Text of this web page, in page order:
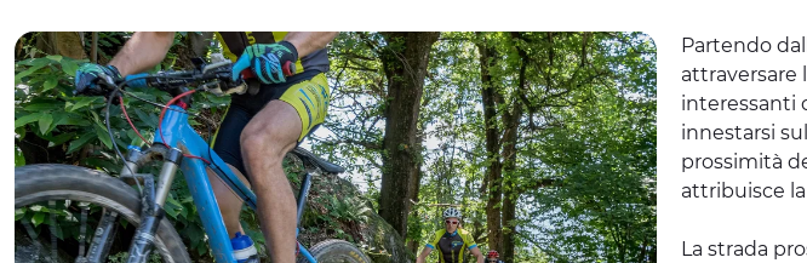
Partendo
attraversare
interessanti
innestarsi
prossimità
attribuisce
La strada